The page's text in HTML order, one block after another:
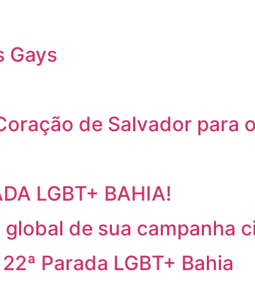
Gays
de Salvador para
LGBT+ BAHIA!
de sua campanha
Parada LGBT+ Bahia